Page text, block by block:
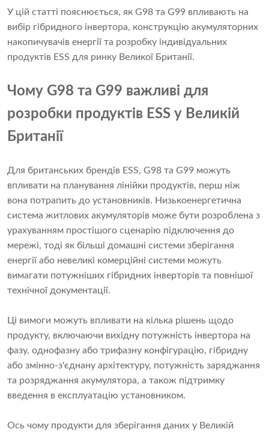
У цій статті пояснюється, як G98 та G99 впливають на
вибір гібридного інвертора, конструкцію акумуляторних
накопичувачів енергії та розробку індивідуальних
продуктів ESS для ринку Великої Британії.
Чому G98 та G99 важливі для
розробки продуктів ESS у Великій
Британії
Для британських брендів ESS, G98 та G99 можуть
впливати на планування лінійки продуктів, перш ніж
вона потрапить до установників. Низькоенергетична
система житлових акумуляторів може бути розроблена з
урахуванням простішого сценарію підключення до
мережі, тоді як більші домашні системи зберігання
енергії або невеликі комерційні системи можуть
вимагати потужніших гібридних інверторів та повнішої
технічної документації.
Ці вимоги можуть впливати на кілька рішень щодо
продукту, включаючи вихідну потужність інвертора на
фазу, однофазну або трифазну конфігурацію, гібридну
або змінно-з'єднану архітектуру, потужність заряджання
та розряджання акумулятора, а також підтримку
введення в експлуатацію установником.
Ось чому продукти для зберігання даних у Великій